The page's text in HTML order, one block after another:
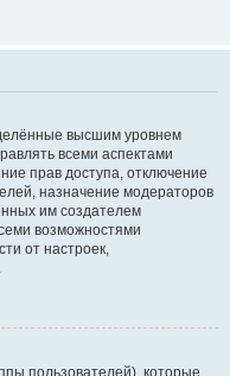
высшим уровнем
всеми аспектами
прав доступа, отключение
назначение модераторов
им создателем
возможностями
от настроек,
пользователей), которые